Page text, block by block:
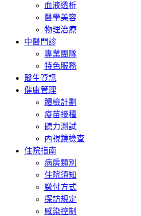
血液透析
醫學美容
物理治療
中醫門診
專業團隊
特色服務
醫生資訊
健康管理
體檢計劃
疫苗接種
聽力測試
內視鏡檢查
住院指南
病房類別
住院須知
繳付方式
探訪規定
感染控制